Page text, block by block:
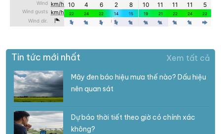
Tin tức mới nhất Xem tất cả
Mây đen báo hiệu mưa thế nào? Dấu hiệu
nên quan sát
Dự báo thời tiết theo giờ có chính xác
không?